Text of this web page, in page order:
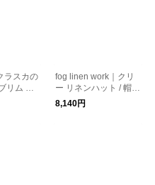
ラスカの
リム お
ア/紫外
fog linen work｜クリ
ー リネンハット / 帽子
［UVケア/紫外線対
策］
8,140円